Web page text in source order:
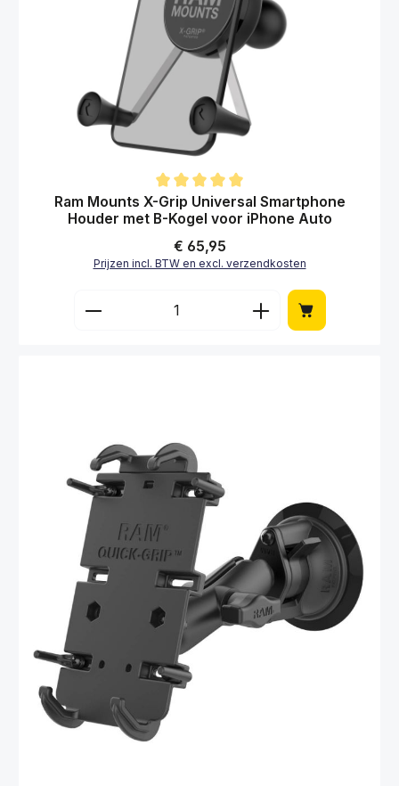
Gemiddelde waardering van 5 van 5 sterren
Ram Mounts X-Grip Universal Smartphone
Houder met B-Kogel voor iPhone Auto
Normale prijs:
€ 65,95
Prijzen incl. BTW en excl. verzendkosten
Producthoeveelheid: Voer de gewenste